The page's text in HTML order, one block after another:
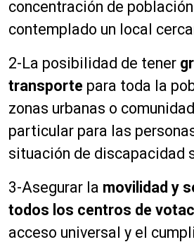
concentración de
contemplado un local
2-La posibilidad de tener
transporte para toda la
zonas urbanas o
particular para las
situación de discapacidad
3-Asegurar la movilidad y
todos los centros de
acceso universal y el